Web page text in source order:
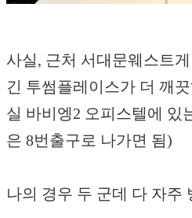
사실, 근처 서대문웨스트
긴 투썸플레이스가 더 깨
실 바비엥2 오피스텔에 있
은 8번출구로 나가면 됨)
나의 경우 두 군데 다 자주